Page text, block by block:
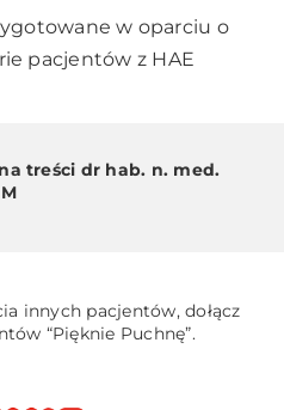
w oparciu o
pacjentów z HAE
treści dr hab. n. med.
innych pacjentów, dołącz
“Pięknie Puchnę”.